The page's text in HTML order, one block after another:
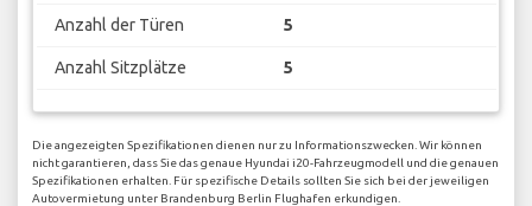
Anzahl der Türen 5
Anzahl Sitzplätze 5
Die angezeigten Spezifikationen dienen nur zu Informationszwecken. Wir können
nicht garantieren, dass Sie das genaue Hyundai i20-Fahrzeugmodell und die genauen
Spezifikationen erhalten. Für spezifische Details sollten Sie sich bei der jeweiligen
Autovermietung unter Brandenburg Berlin Flughafen erkundigen.